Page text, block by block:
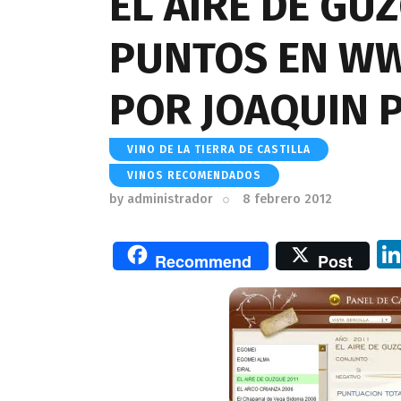
PUNTOS EN
POR JOAQUIN
VINO DE LA TIERRA DE CASTILLA
VINOS RECOMENDADOS
by administrador 8 febrero 2012
Recommend Post